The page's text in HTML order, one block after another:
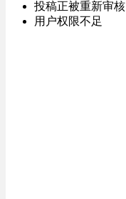
投稿正被重新审核
用户权限不足